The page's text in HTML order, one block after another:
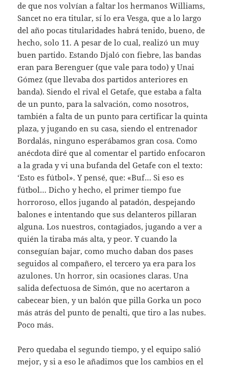
de que nos volvían a faltar los hermanos Williams,
Sancet no era titular, sí lo era Vesga, que a lo largo
del año pocas titularidades habrá tenido, bueno, de
hecho, solo 11. A pesar de lo cual, realizó un muy
buen partido. Estando Djaló con fiebre, las bandas
eran para Berenguer (que vale para todo) y Unai
Gómez (que llevaba dos partidos anteriores en
banda). Siendo el rival el Getafe, que estaba a falta
de un punto, para la salvación, como nosotros,
también a falta de un punto para certificar la quinta
plaza, y jugando en su casa, siendo el entrenador
Bordalás, ninguno esperábamos gran cosa. Como
anécdota diré que al comentar el partido enfocaron
a la grada y vi una bufanda del Getafe con el texto:
‘Esto es fútbol». Y pensé, que: «Buf… Si eso es
fútbol… Dicho y hecho, el primer tiempo fue
horroroso, ellos jugando al patadón, despejando
balones e intentando que sus delanteros pillaran
alguna. Los nuestros, contagiados, jugando a ver a
quién la tiraba más alta, y peor. Y cuando la
conseguían bajar, como mucho daban dos pases
seguidos al compañero, el tercero ya era para los
azulones. Un horror, sin ocasiones claras. Una
salida defectuosa de Simón, que no acertaron a
cabecear bien, y un balón que pilla Gorka un poco
más atrás del punto de penalti, que tiro a las nubes.
Poco más.
Pero quedaba el segundo tiempo, y el equipo salió
mejor, y si a eso le añadimos que los cambios en el